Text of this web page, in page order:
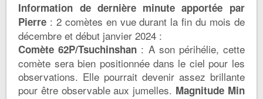
Information de dernière minute apportée par
Pierre : 2 comètes en vue durant la fin du mois de
décembre et début janvier 2024 :
Comète 62P/Tsuchinshan : A son périhélie, cette
comète sera bien positionnée dans le ciel pour les
observations. Elle pourrait devenir assez brillante
pour être observable aux jumelles. Magnitude Min